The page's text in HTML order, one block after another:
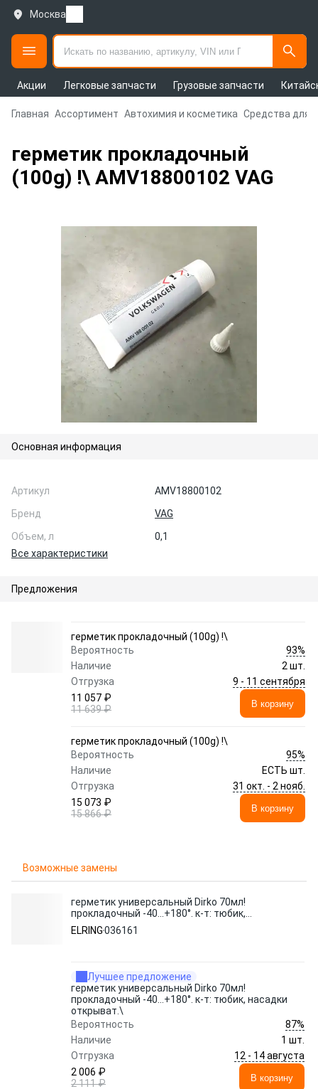
Москва
Акции Легковые запчасти Грузовые запчасти
Главная Ассортимент Автохимия и косметика Средства для
герметик прокладочный
(100g) !\ AMV18800102 VAG
Основная информация
Артикул
AMV18800102
Бренд
VAG
Объем, л
0,1
Все характеристики
Предложения
герметик прокладочный (100g) !\
Вероятность
93%
Наличие
2 шт.
Отгрузка
9 - 11 сентября
11 057 ₽
11 639 ₽
В корзину
герметик прокладочный (100g) !\
Вероятность
95%
Наличие
ЕСТЬ шт.
Отгрузка
31 окт. - 2 нояб.
15 073 ₽
15 866 ₽
В корзину
Возможные замены
герметик универсальный Dirko 70мл!
прокладочный -40...+180°. к-т: тюбик,
насадки открыват.\
ELRING036161
Лучшее предложение
герметик универсальный Dirko 70мл!
прокладочный -40...+180°. к-т: тюбик, насадки
открыват.\
Вероятность
87%
Наличие
1 шт.
Отгрузка
12 - 14 августа
2 006 ₽
2 111 ₽
В корзину